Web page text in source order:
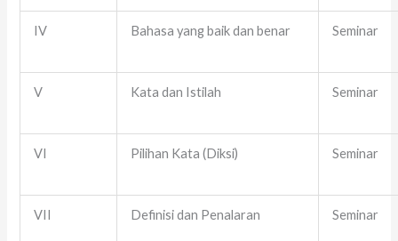
IV Bahasa yang baik dan benar Seminar
V Kata dan Istilah Seminar
VI Pilihan Kata (Diksi) Seminar
VII Definisi dan Penalaran Seminar